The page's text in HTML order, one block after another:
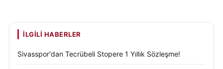
İLGILI HABERLER
Sivasspor'dan Tecrübeli Stopere 1 Yıllık Sözleşme!